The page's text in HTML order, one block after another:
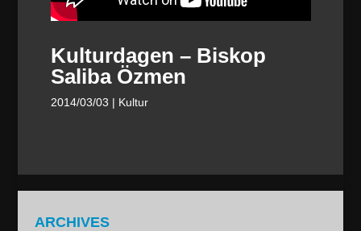
Kulturdagen – Biskop
Saliba Özmen
2014/03/03 | Kultur
ARCHIVES